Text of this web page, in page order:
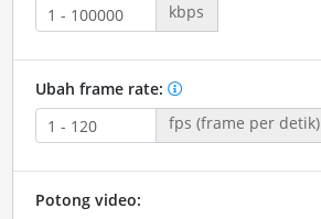
kbps
Ubah frame rate:
fps (frame per detik)
Potong video: